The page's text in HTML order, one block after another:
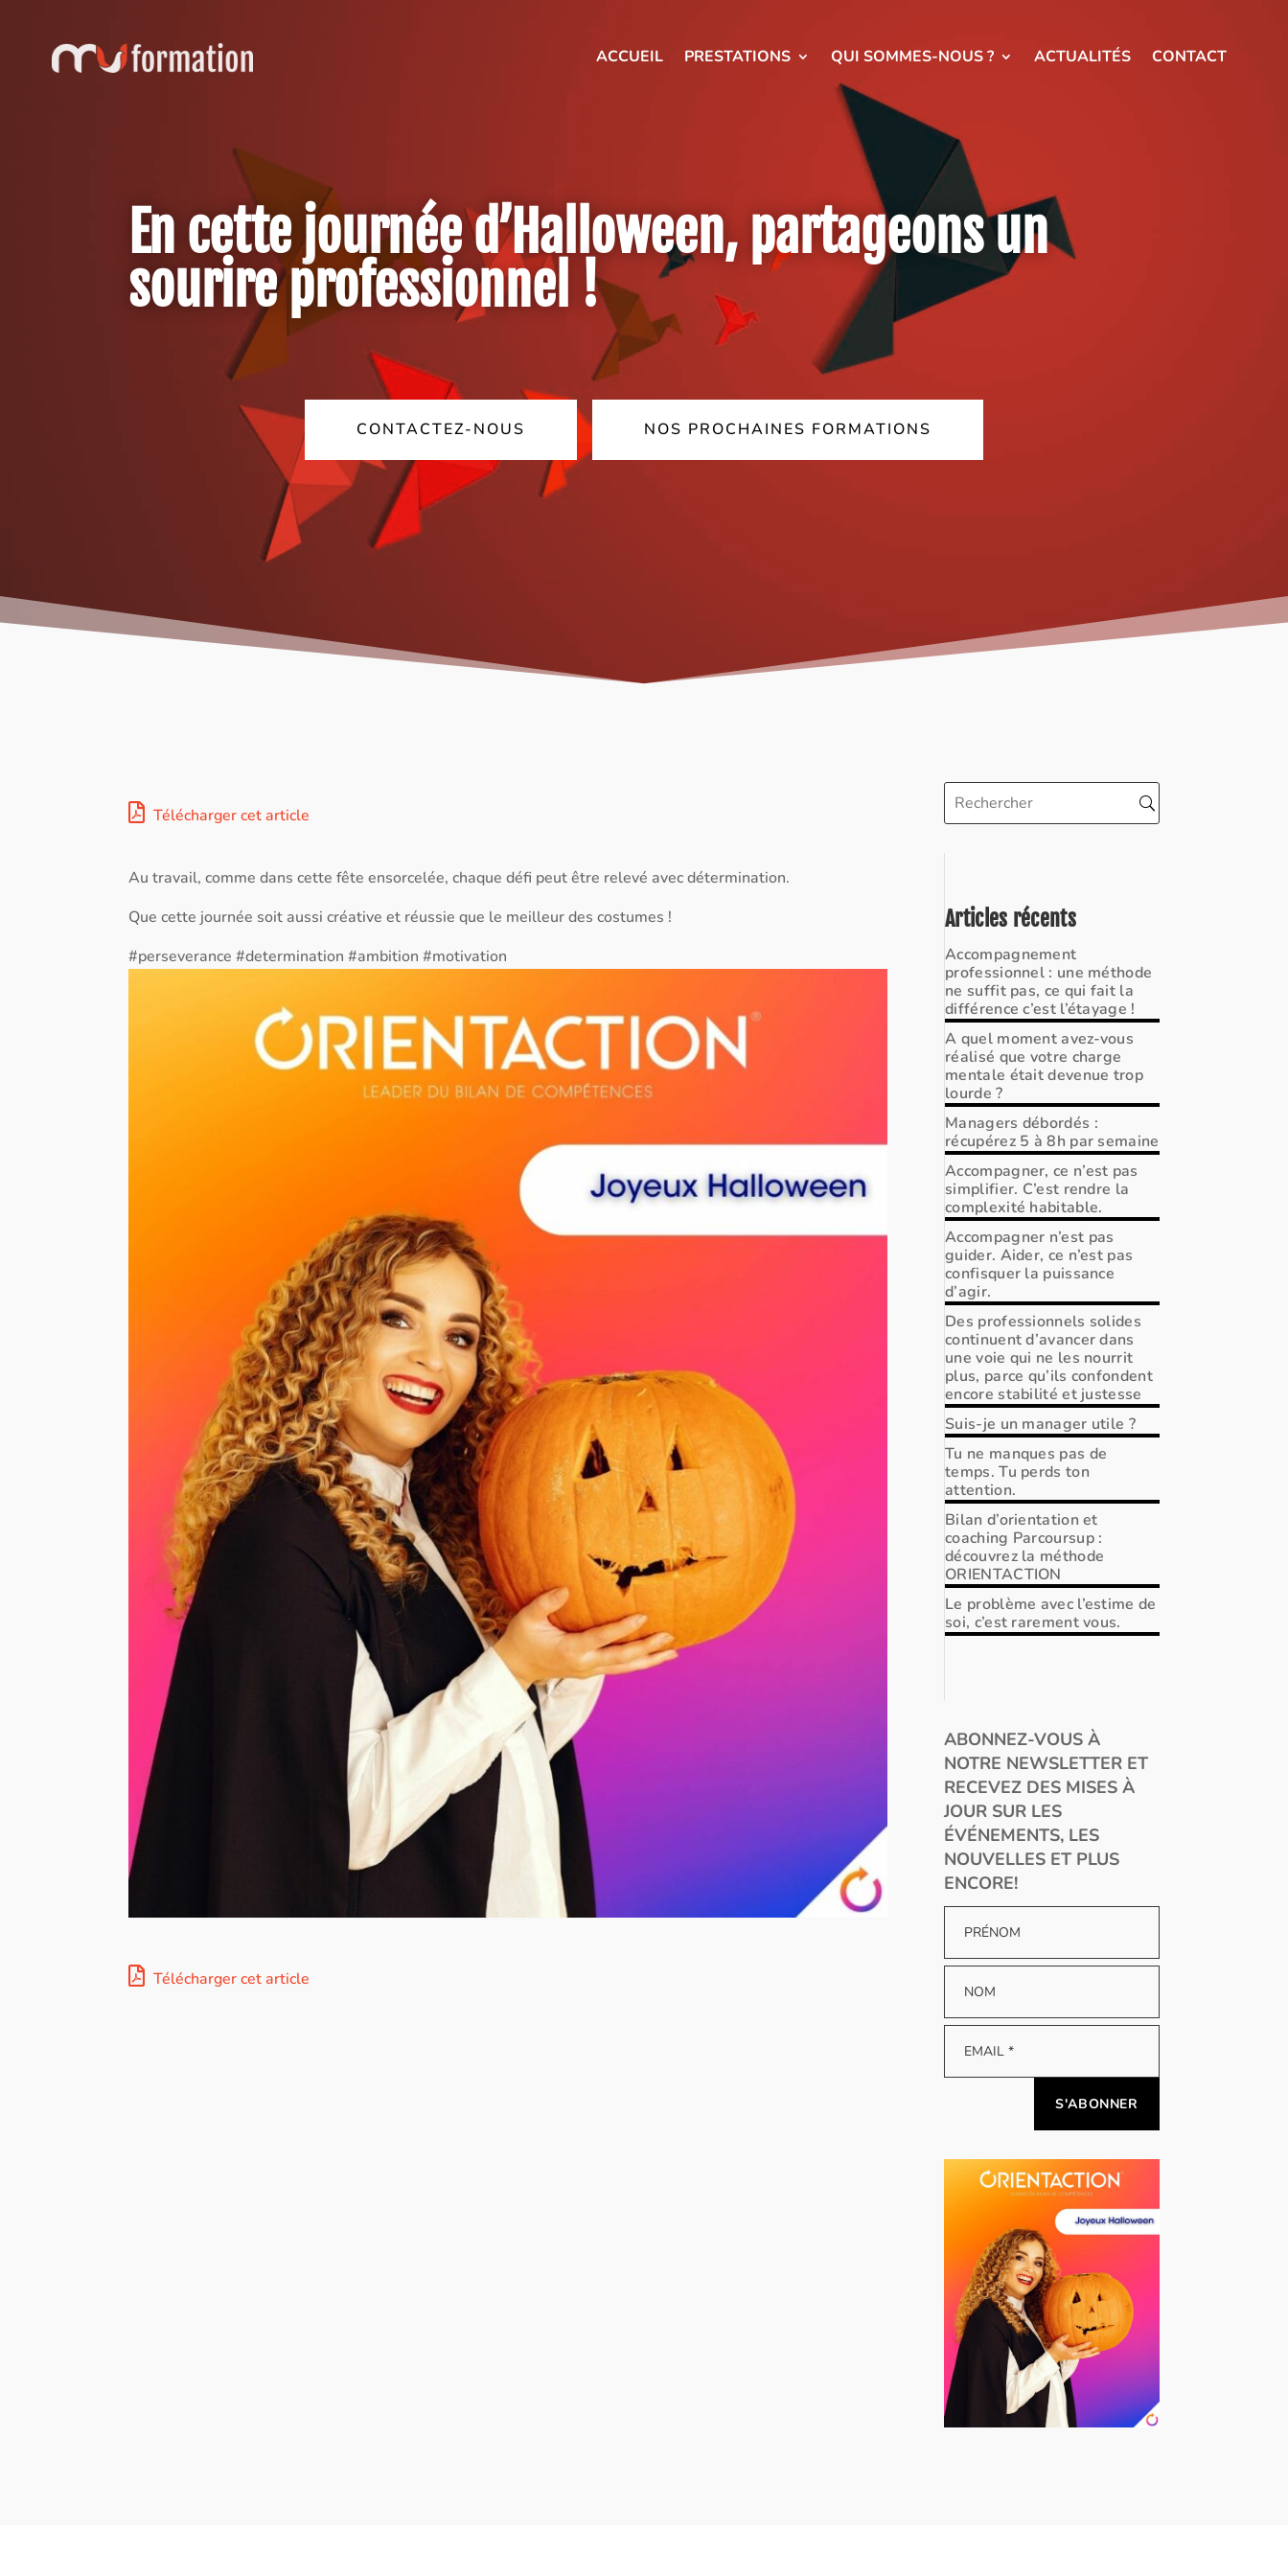
ACCUEIL PRESTATIONS QUI SOMMES-NOUS ? ACTUALITÉS CONTACT
En cette journée d’Halloween, partageons un
sourire professionnel !
CONTACTEZ-NOUS NOS PROCHAINES FORMATIONS
Télécharger cet article
Au travail, comme dans cette fête ensorcelée, chaque défi peut être relevé avec détermination.
Que cette journée soit aussi créative et réussie que le meilleur des costumes !
#perseverance #determination #ambition #motivation
Télécharger cet article
Articles récents
Accompagnement
professionnel : une méthode
ne suffit pas, ce qui fait la
différence c’est l’étayage !
A quel moment avez-vous
réalisé que votre charge
mentale était devenue trop
lourde ?
Managers débordés :
récupérez 5 à 8h par semaine
Accompagner, ce n’est pas
simplifier. C’est rendre la
complexité habitable.
Accompagner n’est pas
guider. Aider, ce n’est pas
confisquer la puissance
d’agir.
Des professionnels solides
continuent d’avancer dans
une voie qui ne les nourrit
plus, parce qu’ils confondent
encore stabilité et justesse
Suis-je un manager utile ?
Tu ne manques pas de
temps. Tu perds ton
attention.
Bilan d’orientation et
coaching Parcoursup :
découvrez la méthode
ORIENTACTION
Le problème avec l’estime de
soi, c’est rarement vous.
ABONNEZ-VOUS À
NOTRE NEWSLETTER ET
RECEVEZ DES MISES À
JOUR SUR LES
ÉVÉNEMENTS, LES
NOUVELLES ET PLUS
ENCORE!
Alternative: